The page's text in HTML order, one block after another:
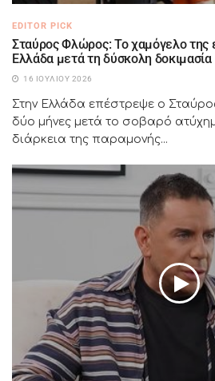
EDITOR PICK
Σταύρος Φλώρος: Το χαμόγελο της
Ελλάδα μετά τη δύσκολη δοκιμασία
16 ΙΟΥΛΊΟΥ 2026
Στην Ελλάδα επέστρεψε ο
δύο μήνες μετά το σοβαρό
διάρκεια της παραμονής...